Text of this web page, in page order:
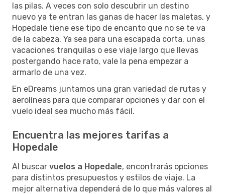
las pilas. A veces con solo descubrir un destino
nuevo ya te entran las ganas de hacer las maletas, y
Hopedale tiene ese tipo de encanto que no se te va
de la cabeza. Ya sea para una escapada corta, unas
vacaciones tranquilas o ese viaje largo que llevas
postergando hace rato, vale la pena empezar a
armarlo de una vez.
En eDreams juntamos una gran variedad de rutas y
aerolíneas para que comparar opciones y dar con el
vuelo ideal sea mucho más fácil.
Encuentra las mejores tarifas a
Hopedale
Al buscar vuelos a Hopedale, encontrarás opciones
para distintos presupuestos y estilos de viaje. La
mejor alternativa dependerá de lo que más valores al